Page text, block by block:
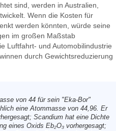
sind, werden in Australien,
Wenn die Kosten für
werden könnten, würde seine
im großen Maßstab
Luftfahrt- und Automobilindustrie
durch Gewichtsreduzierung
von 44 für sein "Eka-Bor"
eine Atommasse von 44,96. Er
Scandium hat eine Dichte
eines Oxids Eb₂O₃ vorhergesagt;